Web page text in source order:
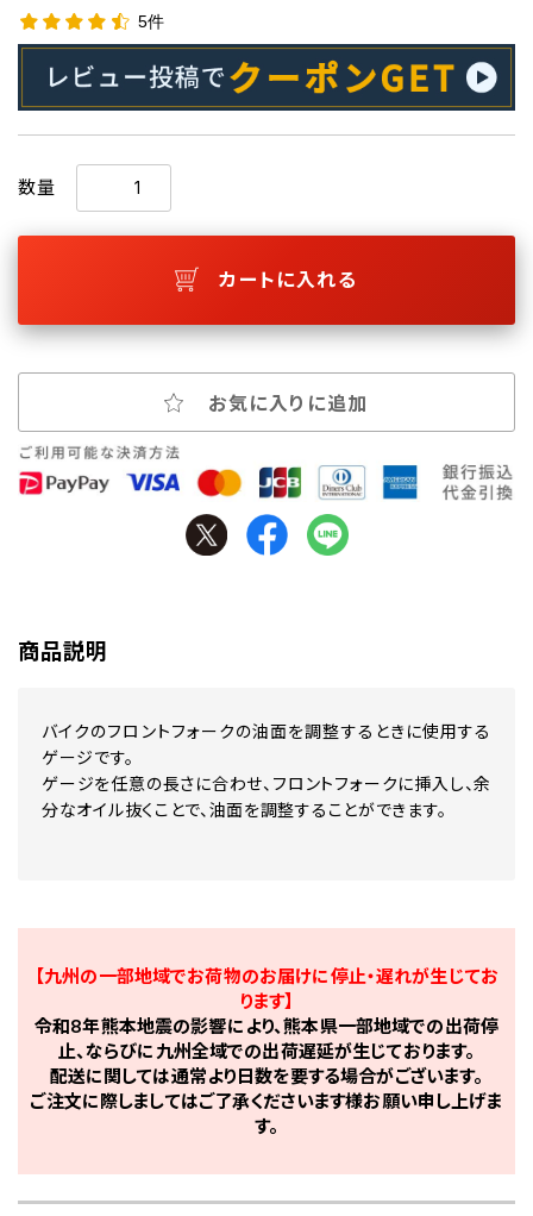
5件
数量
カートに入れる
お気に入りに追加
商品説明
バイクのフロントフォークの油面を調整するときに使用する
ゲージです。
ゲージを任意の長さに合わせ、フロントフォークに挿入し、余
分なオイル抜くことで、油面を調整することができます。
【九州の一部地域でお荷物のお届けに停止・遅れが生じてお
ります】
令和8年熊本地震の影響により、熊本県一部地域での出荷停
止、ならびに九州全域での出荷遅延が生じております。
配送に関しては通常より日数を要する場合がございます。
ご注文に際しましてはご了承くださいます様お願い申し上げま
す。